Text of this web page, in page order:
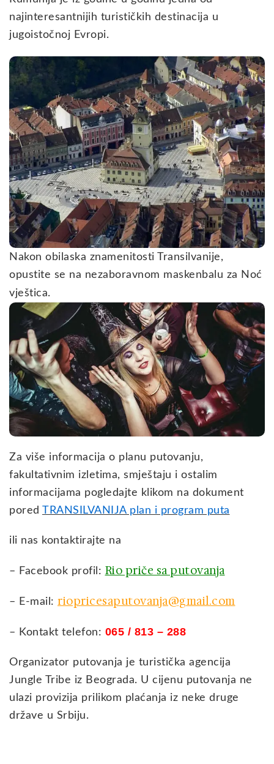
najinteresantnijih turističkih destinacija u
jugoistočnoj Evropi.
Nakon obilaska znamenitosti Transilvanije,
opustite se na nezaboravnom maskenbalu za Noć
vještica.
Za više informacija o planu putovanju,
fakultativnim izletima, smještaju i ostalim
informacijama pogledajte klikom na dokument
pored TRANSILVANIJA plan i program puta
ili nas kontaktirajte na
– Facebook profil: Rio priče sa putovanja
– E-mail: riopricesaputovanja@gmail.com
– Kontakt telefon: 065 / 813 – 288
Organizator putovanja je turistička agencija
Jungle Tribe iz Beograda. U cijenu putovanja ne
ulazi provizija prilikom plaćanja iz neke druge
države u Srbiju.